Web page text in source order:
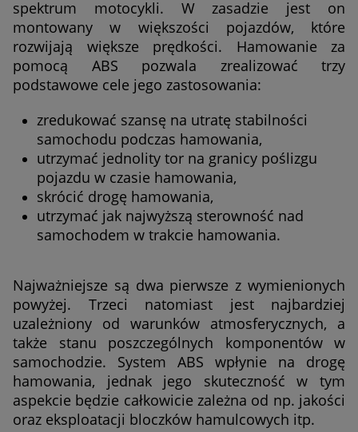
spektrum motocykli. W zasadzie jest on
montowany w większości pojazdów, które
rozwijają większe prędkości. Hamowanie za
pomocą ABS pozwala zrealizować trzy
podstawowe cele jego zastosowania:
zredukować szansę na utratę stabilności
samochodu podczas hamowania,
utrzymać jednolity tor na granicy poślizgu
pojazdu w czasie hamowania,
skrócić drogę hamowania,
utrzymać jak najwyższą sterowność nad
samochodem w trakcie hamowania.
Najważniejsze są dwa pierwsze z wymienionych
powyżej. Trzeci natomiast jest najbardziej
uzależniony od warunków atmosferycznych, a
także stanu poszczególnych komponentów w
samochodzie. System ABS wpłynie na drogę
hamowania, jednak jego skuteczność w tym
aspekcie będzie całkowicie zależna od np. jakości
oraz eksploatacji bloczków hamulcowych itp.